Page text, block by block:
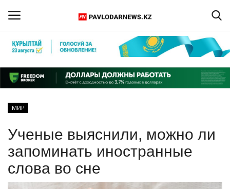
Регистрация
Главная
КАЗАХСТАН
МИР
Ученые выяснили, можно ли
запоминать иностранные
слова во сне